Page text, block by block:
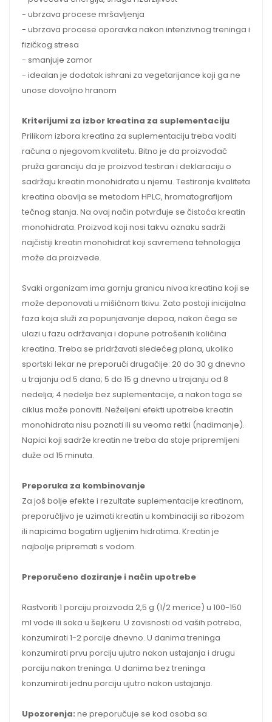
- ubrzava procese mršavljenja
- ubrzava procese oporavka nakon intenzivnog treninga i
fizičkog stresa
- smanjuje zamor
- idealan je dodatak ishrani za vegetarijance koji ga ne
unose dovoljno hranom
Kriterijumi za izbor kreatina za suplementaciju
Prilikom izbora kreatina za suplementaciju treba voditi
računa o njegovom kvalitetu. Bitno je da proizvođač
pruža garanciju da je proizvod testiran i deklaraciju o
sadržaju kreatin monohidrata u njemu. Testiranje kvaliteta
kreatina obavlja se metodom HPLC, hromatografijom
tečnog stanja. Na ovaj način potvrđuje se čistoća kreatin
monohidrata. Proizvod koji nosi takvu oznaku sadrži
najčistiji kreatin monohidrat koji savremena tehnologija
može da proizvede.
Svaki organizam ima gornju granicu nivoa kreatina koji se
može deponovati u mišićnom tkivu. Zato postoji inicijalna
faza koja služi za popunjavanje depoa, nakon čega se
ulazi u fazu održavanja i dopune potrošenih količina
kreatina. Treba se pridržavati sledećeg plana, ukoliko
sportski lekar ne preporuči drugačije: 20 do 30 g dnevno
u trajanju od 5 dana; 5 do 15 g dnevno u trajanju od 8
nedelja; 4 nedelje bez suplementacije, a nakon toga se
ciklus može ponoviti. Neželjeni efekti upotrebe kreatin
monohidrata nisu poznati ili su veoma retki (nadimanje).
Napici koji sadrže kreatin ne treba da stoje pripremljeni
duže od 15 minuta.
Preporuka za kombinovanje
Za još bolje efekte i rezultate suplementacije kreatinom,
preporučljivo je uzimati kreatin u kombinaciji sa ribozom
ili napicima bogatim ugljenim hidratima. Kreatin je
najbolje pripremati s vodom.
Preporučeno doziranje i način upotrebe
Rastvoriti 1 porciju proizvoda 2,5 g (1/2 merice) u 100-150
ml vode ili soka u šejkeru. U zavisnosti od vaših potreba,
konzumirati 1-2 porcije dnevno. U danima treninga
konzumirati prvu porciju ujutro nakon ustajanja i drugu
porciju nakon treninga. U danima bez treninga
konzumirati jednu porciju ujutro nakon ustajanja.
Upozorenja: ne preporučuje se kod osoba sa